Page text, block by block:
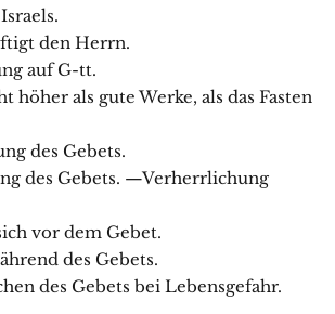
den Herrn.
auf G-tt.
höher als gute Werke, als das Fasten
des Gebets.
des Gebets. —Verherrlichung
vor dem Gebet.
des Gebets.
des Gebets bei Lebensgefahr.